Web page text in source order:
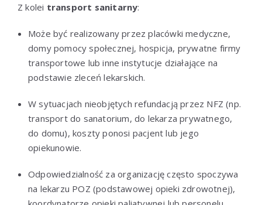
Z kolei transport sanitarny:
Może być realizowany przez placówki medyczne,
domy pomocy społecznej, hospicja, prywatne firmy
transportowe lub inne instytucje działające na
podstawie zleceń lekarskich.
W sytuacjach nieobjętych refundacją przez NFZ (np.
transport do sanatorium, do lekarza prywatnego,
do domu), koszty ponosi pacjent lub jego
opiekunowie.
Odpowiedzialność za organizację często spoczywa
na lekarzu POZ (podstawowej opieki zdrowotnej),